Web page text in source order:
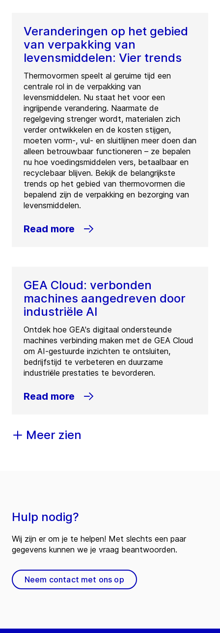
Veranderingen op het gebied
van verpakking van
levensmiddelen: Vier trends
Thermovormen speelt al geruime tijd een
centrale rol in de verpakking van
levensmiddelen. Nu staat het voor een
ingrijpende verandering. Naarmate de
regelgeving strenger wordt, materialen zich
verder ontwikkelen en de kosten stijgen,
moeten vorm-, vul- en sluitlijnen meer doen dan
alleen betrouwbaar functioneren – ze bepalen
nu hoe voedingsmiddelen vers, betaalbaar en
recyclebaar blijven. Bekijk de belangrijkste
trends op het gebied van thermovormen die
bepalend zijn de verpakking en bezorging van
levensmiddelen.
Read more
GEA Cloud: verbonden
machines aangedreven door
industriële AI
Ontdek hoe GEA's digitaal ondersteunde
machines verbinding maken met de GEA Cloud
om AI-gestuurde inzichten te ontsluiten,
bedrijfstijd te verbeteren en duurzame
industriële prestaties te bevorderen.
Read more
Meer zien
Hulp nodig?
Wij zijn er om je te helpen! Met slechts een paar
gegevens kunnen we je vraag beantwoorden.
Neem contact met ons op